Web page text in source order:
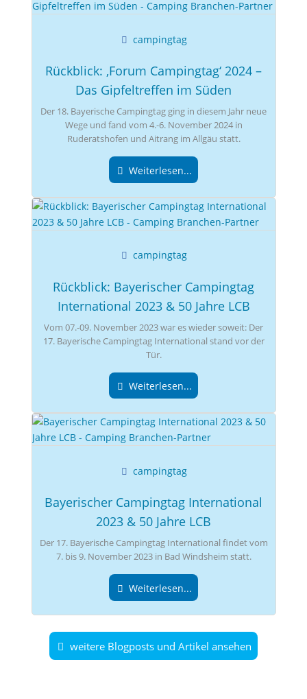
Rückblick: ‚Forum Campingtag‘ 2024 –
Das Gipfeltreffen im Süden
campingtag
Der 18. Bayerische Campingtag ging in diesem Jahr neue
Wege und fand vom 4.-6. November 2024 in
Ruderatshofen und Aitrang im Allgäu statt.
Weiterlesen...
Rückblick: Bayerischer Campingtag
International 2023 & 50 Jahre LCB
campingtag
Vom 07.-09. November 2023 war es wieder soweit: Der
17. Bayerische Campingtag International stand vor der
Tür.
Weiterlesen...
Bayerischer Campingtag International
2023 & 50 Jahre LCB
campingtag
Der 17. Bayerische Campingtag International findet vom
7. bis 9. November 2023 in Bad Windsheim statt.
Weiterlesen...
weitere Blogposts und Artikel ansehen